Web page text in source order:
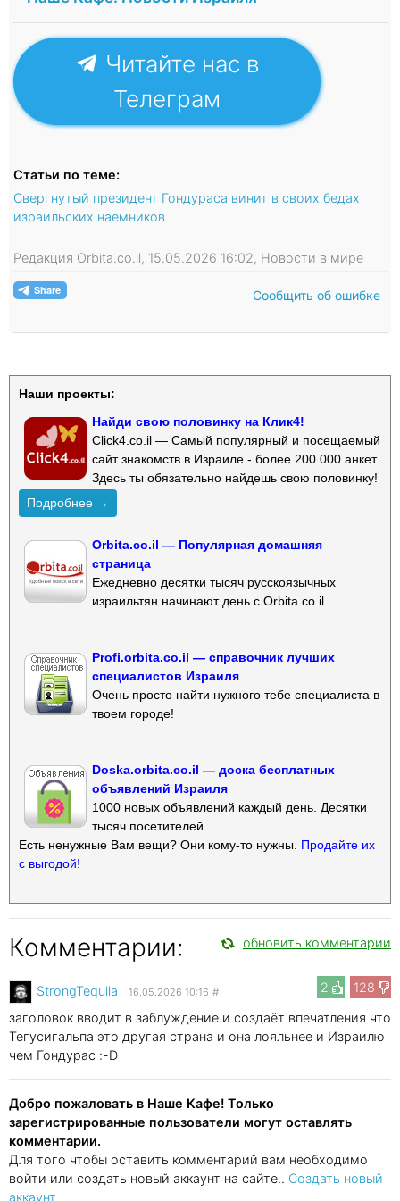
Читайте нас в
Телеграм
Статьи по теме:
Свергнутый президент Гондураса винит в своих бедах
израильских наемников
Редакция Orbita.co.il, 15.05.2026 16:02, Новости в мире
Сообщить об ошибке
Наши проекты:
Найди свою половинку на Клик4!
Click4.co.il — Самый популярный и посещаемый
сайт знакомств в Израиле - более 200 000 анкет.
Здесь ты обязательно найдешь свою половинку!
Подробнее →
Orbita.co.il — Популярная домашняя
страница
Ежедневно десятки тысяч русскоязычных
израильтян начинают день с Orbita.co.il
Profi.orbita.co.il — справочник лучших
специалистов Израиля
Очень просто найти нужного тебе специалиста в
твоем городе!
Doska.orbita.co.il — доска бесплатных
объявлений Израиля
1000 новых объявлений каждый день. Десятки
тысяч посетителей.
Есть ненужные Вам вещи? Они кому-то нужны. Продайте их
с выгодой!
Комментарии: обновить комментарии
2 128
StrongTequila 16.05.2026 10:16 #
заголовок вводит в заблуждение и создаёт впечатления что
Тегусигальпа это другая страна и она лояльнее и Израилю
чем Гондурас :-D
Добро пожаловать в Наше Кафе! Только
зарегистрированные пользователи могут оставлять
комментарии.
Для того чтобы оставить комментарий вам необходимо
войти или создать новый аккаунт на сайте.. Создать новый
аккаунт